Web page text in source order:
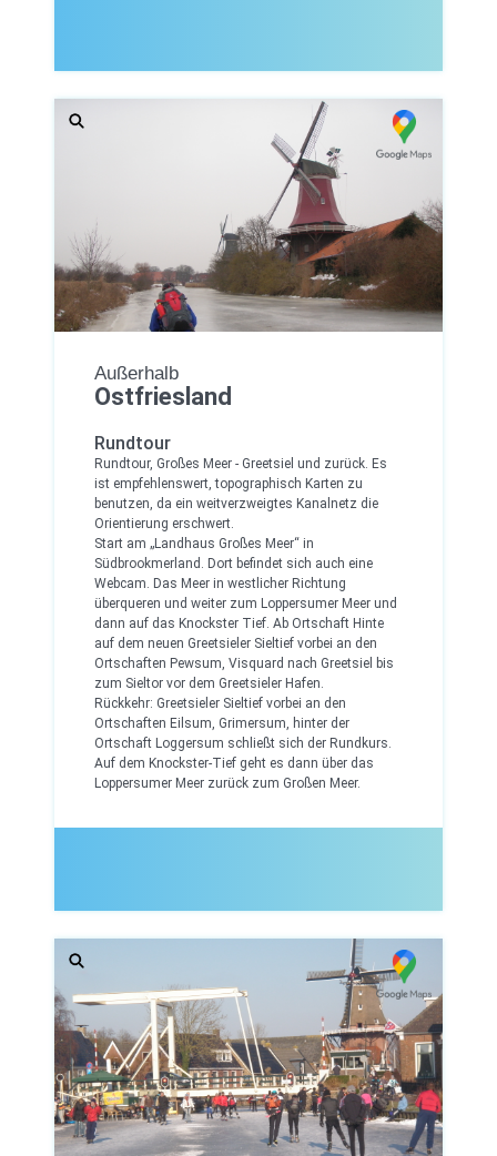
Außerhalb
Ostfriesland
Rundtour
Rundtour, Großes Meer - Greetsiel und zurück. Es
ist empfehlenswert, topographisch Karten zu
benutzen, da ein weitverzweigtes Kanalnetz die
Orientierung erschwert.
Start am „Landhaus Großes Meer“ in
Südbrookmerland. Dort befindet sich auch eine
Webcam. Das Meer in westlicher Richtung
überqueren und weiter zum Loppersumer Meer und
dann auf das Knockster Tief. Ab Ortschaft Hinte
auf dem neuen Greetsieler Sieltief vorbei an den
Ortschaften Pewsum, Visquard nach Greetsiel bis
zum Sieltor vor dem Greetsieler Hafen.
Rückkehr: Greetsieler Sieltief vorbei an den
Ortschaften Eilsum, Grimersum, hinter der
Ortschaft Loggersum schließt sich der Rundkurs.
Auf dem Knockster-Tief geht es dann über das
Loppersumer Meer zurück zum Großen Meer.